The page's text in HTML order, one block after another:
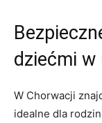
dziećmi w
W Chorwacji
idealne dla